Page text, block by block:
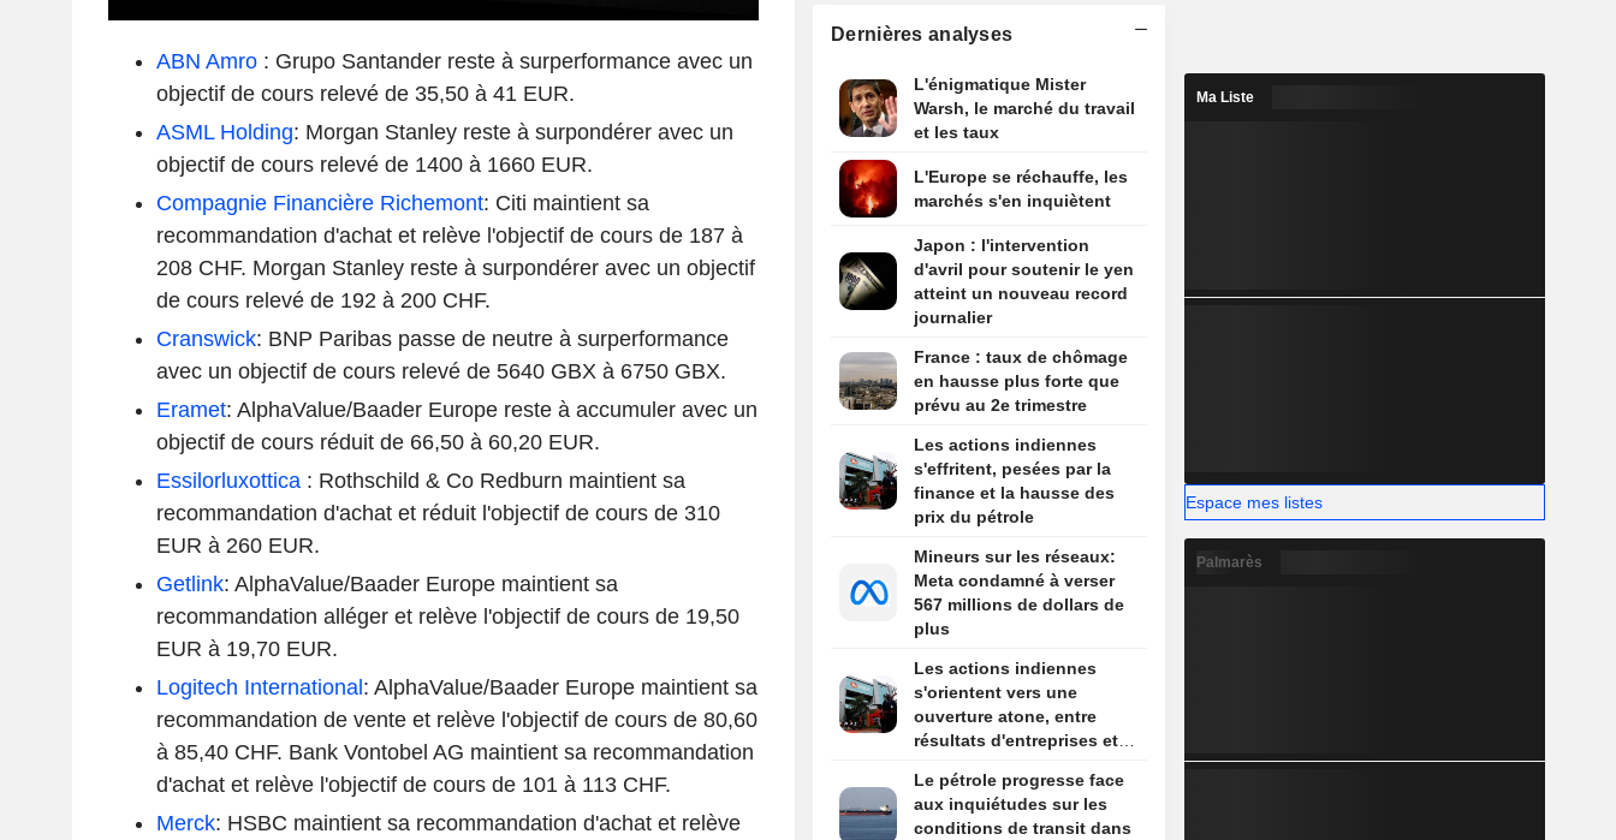
ABN Amro: Grupo Santander reste à surperformance avec un
objectif de cours relevé de 35,50 à 41 EUR.
ASML Holding: Morgan Stanley reste à surpondérer avec un
objectif de cours relevé de 1400 à 1660 EUR.
Compagnie Financière Richemont: Citi maintient sa
recommandation d'achat et relève l'objectif de cours de 187 à
208 CHF. Morgan Stanley reste à surpondérer avec un objectif
de cours relevé de 192 à 200 CHF.
Cranswick: BNP Paribas passe de neutre à surperformance
avec un objectif de cours relevé de 5640 GBX à 6750 GBX.
Eramet: AlphaValue/Baader Europe reste à accumuler avec un
objectif de cours réduit de 66,50 à 60,20 EUR.
Essilorluxottica: Rothschild & Co Redburn maintient sa
recommandation d'achat et réduit l'objectif de cours de 310
EUR à 260 EUR.
Getlink: AlphaValue/Baader Europe maintient sa
recommandation alléger et relève l'objectif de cours de 19,50
EUR à 19,70 EUR.
Logitech International: AlphaValue/Baader Europe maintient sa
recommandation de vente et relève l'objectif de cours de 80,60
à 85,40 CHF. Bank Vontobel AG maintient sa recommandation
d'achat et relève l'objectif de cours de 101 à 113 CHF.
Merck: HSBC maintient sa recommandation d'achat et relève
Dernières analyses
L'énigmatique Mister
Warsh, le marché du travail
et les taux
L'Europe se réchauffe, les
marchés s'en inquiètent
Japon : l'intervention
d'avril pour soutenir le yen
atteint un nouveau record
journalier
France : taux de chômage
en hausse plus forte que
prévu au 2e trimestre
Les actions indiennes
s'effritent, pesées par la
finance et la hausse des
prix du pétrole
Mineurs sur les réseaux:
Meta condamné à verser
567 millions de dollars de
plus
Les actions indiennes
s'orientent vers une
ouverture atone, entre
résultats d'entreprises et
Le pétrole progresse face
aux inquiétudes sur les
conditions de transit dans
Ma Liste
Espace mes listes
Palmarès